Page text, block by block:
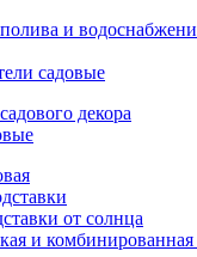
и
садовые
декора
от солнца
и комбинированная